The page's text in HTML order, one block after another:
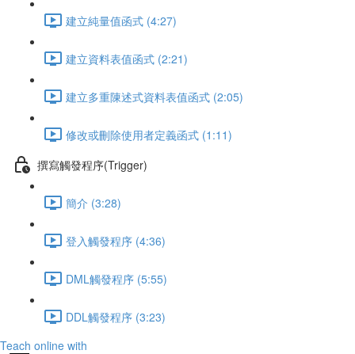
建立純量值函式 (4:27)
建立資料表值函式 (2:21)
建立多重陳述式資料表值函式 (2:05)
修改或刪除使用者定義函式 (1:11)
撰寫觸發程序(Trigger)
簡介 (3:28)
登入觸發程序 (4:36)
DML觸發程序 (5:55)
DDL觸發程序 (3:23)
Teach online with